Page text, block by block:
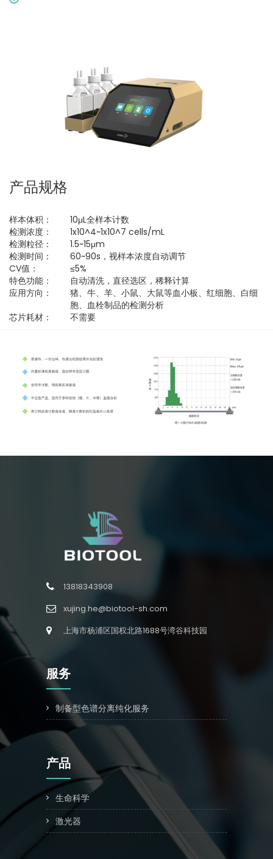
产品规格
样本体积：
10μL全样本计数
检测浓度：
1x10^4~1x10^7 cells/mL
检测粒径：
1.5~15μm
检测时间：
60~90s，视样本浓度自动调节
CV值：
≤5%
特色功能：
自动清洗，直径选区，稀释计算
应用方向：
猪、牛、羊、小鼠、大鼠等血小板、红细胞、白细
胞、血栓制品的检测分析
芯片耗材：
不需要
13818343908
xujing.he@biotool-sh.com
上海市杨浦区国权北路1688号湾谷科技园
服务
制备型色谱分离纯化服务
产品
生命科学
激光器